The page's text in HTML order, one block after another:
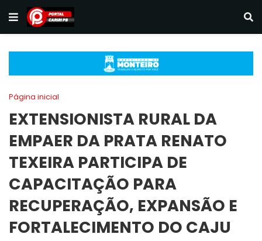
Página inicial
EXTENSIONISTA RURAL DA
EMPAER DA PRATA RENATO
TEXEIRA PARTICIPA DE
CAPACITAÇÃO PARA
RECUPERAÇÃO, EXPANSÃO E
FORTALECIMENTO DO CAJU